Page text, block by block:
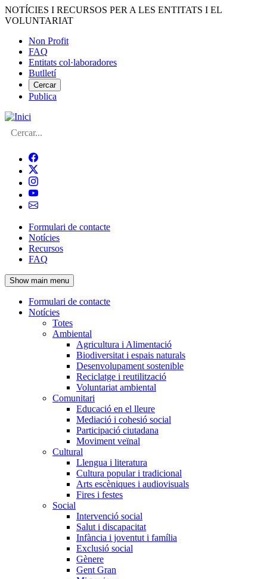
Vés
al
NOTÍCIES I RECURSOS PER A LES ENTITATS I EL
VOLUNTARIAT
Menú
del
compte
d'usuari
Non Profit
FAQ
Entitats col·laboradores
Butlletí
Cercar
Publica
Cerca
Navegació
principal
de
l'encapçalament
Formulari de contacte
Notícies
Recursos
FAQ
Show main menu
Navegació
principal
Formulari de contacte
Notícies
Totes
Ambiental
Agricultura i Alimentació
Biodiversitat i espais naturals
Desenvolupament sostenible
Reciclatge i reutilització
Voluntariat ambiental
Comunitari
Educació en el lleure
Mediació i cohesió social
Participació ciutadana
Moviment veïnal
Cultural
Llengua i literatura
Cultura popular i tradicional
Arts escèniques i audiovisuals
Fires i festes
Social
Intervenció social
Salut i discapacitat
Infància i joventut i família
Exclusió social
Gènere
Gent Gran